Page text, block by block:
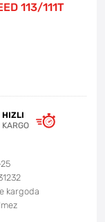
113/111T
HIZLI
KARGO
kargoda